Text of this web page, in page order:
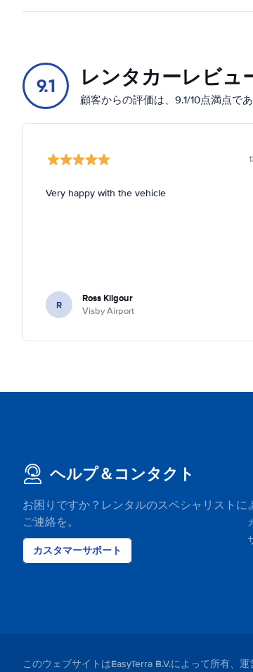
9.1 レンタカーレビュ
顧客からの評価は、9.1/10点満点で
Very happy with the vehicle
R Ross Kilgour
Visby Airport
ヘルプ＆コンタクト
お困りですか？レンタルのスペシャリストに
ご連絡を。
カスタマーサポート
このウェブサイトはEasyTerra B.V.によって所有、